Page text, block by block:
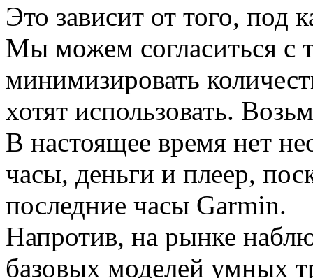
Это зависит от того, под
Мы можем согласиться с
минимизировать
хотят использовать.
В настоящее время нет
часы, деньги и плеер,
последние часы Garmin.
Напротив, на рынке
базовых моделей умных